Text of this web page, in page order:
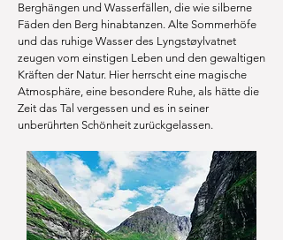
Berghängen und Wasserfällen, die wie silberne
Fäden den Berg hinabtanzen. Alte Sommerhöfe
und das ruhige Wasser des Lyngstøylvatnet
zeugen vom einstigen Leben und den gewaltigen
Kräften der Natur. Hier herrscht eine magische
Atmosphäre, eine besondere Ruhe, als hätte die
Zeit das Tal vergessen und es in seiner
unberührten Schönheit zurückgelassen.